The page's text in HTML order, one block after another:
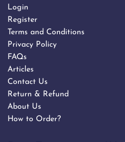
Login
Register
Terms and Conditions
Privacy Policy
FAQs
Articles
Contact Us
Return & Refund
About Us
How to Order?